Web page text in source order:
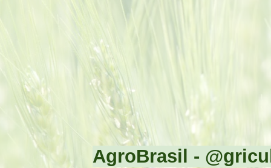
AgroBrasil -